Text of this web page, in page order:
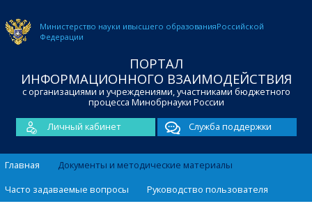
Министерство науки ивысшего образованияРоссийской
Федерации
ПОРТАЛ
ИНФОРМАЦИОННОГО ВЗАИМОДЕЙСТВИЯ
с организациями и учреждениями, участниками бюджетного
процесса Минобрнауки России
Личный кабинет
Служба поддержки
Главная
Документы и методические материалы
Часто задаваемые вопросы
Руководство пользователя